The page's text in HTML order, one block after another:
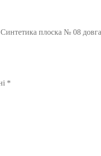
плоска № 08
*